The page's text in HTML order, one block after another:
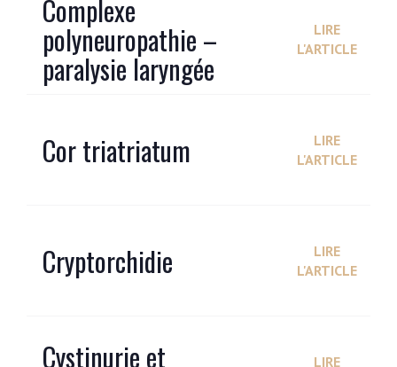
Complexe
polyneuropathie –
paralysie laryngée
LIRE
L'ARTICLE
Cor triatriatum
LIRE
L'ARTICLE
Cryptorchidie
LIRE
L'ARTICLE
Cystinurie et
LIRE